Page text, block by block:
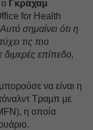
Γκράχαμ
for Health
Αυτό σημαίνει ότι η
τις πιο
επίπεδο,
να είναι η
Τραμπ με
η οποία